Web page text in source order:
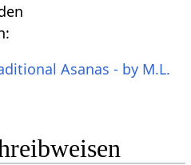
Asanas - by M.L.